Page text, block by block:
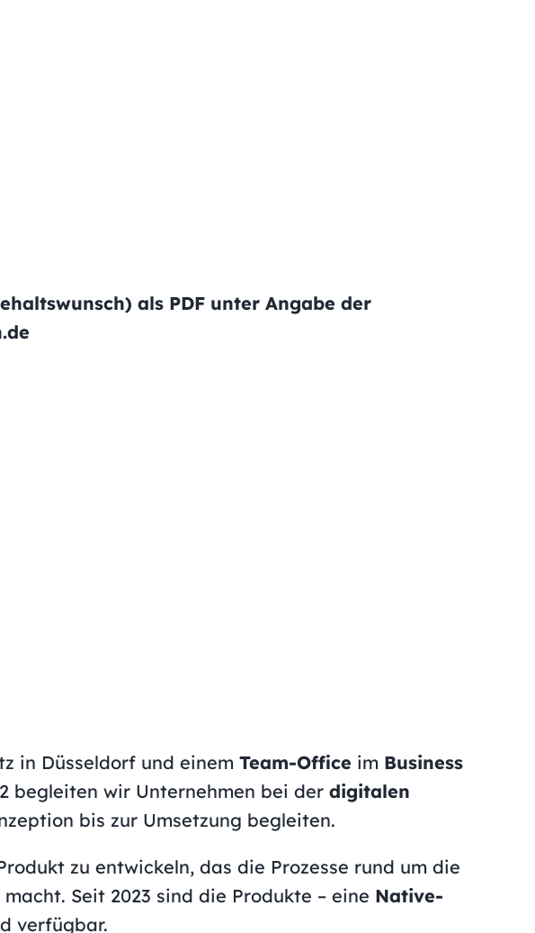
als PDF unter Angabe der
in Düsseldorf und einem Team-Office im Business
begleiten wir Unternehmen bei der digitalen
bis zur Umsetzung begleiten.
zu entwickeln, das die Prozesse rund um die
Seit 2023 sind die Produkte – eine Native-
verfügbar.